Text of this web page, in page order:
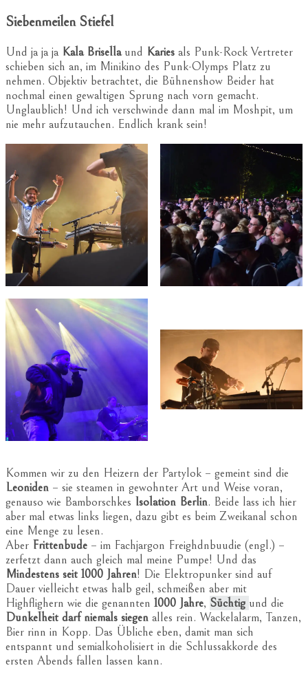
Siebenmeilen Stiefel
Und ja ja ja Kala Brisellaund Karies als Punk-Rock Vertreter
schieben sich an, im Minikino des Punk-Olymps Platz zu
nehmen. Objektiv betrachtet, die Bühnenshow Beider hat
nochmal einen gewaltigen Sprung nach vorn gemacht.
Unglaublich! Und ich verschwinde dann mal im Moshpit, um
nie mehr aufzutauchen. Endlich krank sein!
Kommen wir zu den Heizern der Partylok – gemeint sind die
Leoniden – sie steamen in gewohnter Art und Weise voran,
genauso wie Bamborschkes Isolation Berlin. Beide lass ich hier
aber mal etwas links liegen, dazu gibt es beim Zweikanal schon
eine Menge zu lesen.
Aber Frittenbude – im Fachjargon Freighdnbuudie (engl.) –
zerfetzt dann auch gleich mal meine Pumpe! Und das
Mindestens seit 1000 Jahren! Die Elektropunker sind auf
Dauer vielleicht etwas halb geil, schmeißen aber mit
Highflighern wie die genannten 1000 Jahre, Süchtig und die
Dunkelheit darf niemals siegen alles rein. Wackelalarm, Tanzen,
Bier rinn in Kopp. Das Übliche eben, damit man sich
entspannt und semialkoholisiert in die Schlussakkorde des
ersten Abends fallen lassen kann.